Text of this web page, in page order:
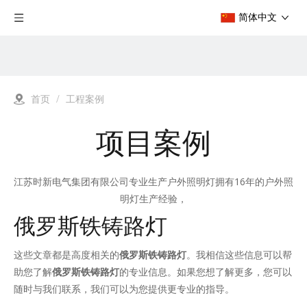
简体中文
首页 / 工程案例
项目案例
江苏时新电气集团有限公司专业生产户外照明灯拥有16年的户外照
明灯生产经验，
工厂类型齐全
俄罗斯铁铸路灯
这些文章都是高度相关的俄罗斯铁铸路灯。我相信这些信息可以帮
助您了解俄罗斯铁铸路灯的专业信息。如果您想了解更多，您可以
随时与我们联系，我们可以为您提供更专业的指导。